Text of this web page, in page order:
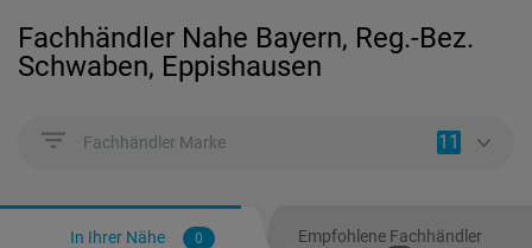
Fachhändler Nahe Bayern, Reg.-Bez.
Schwaben, Eppishausen
Fachhändler Marke 11
In Ihrer Nähe 0 Empfohlene Fachhändler